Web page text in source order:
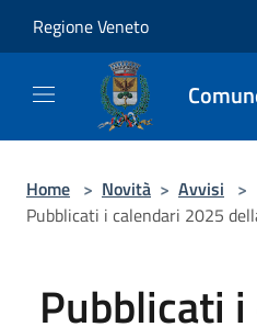
Regione Veneto
Home > Novità > Avvisi >
Pubblicati i calendari 2025
Pubblicati